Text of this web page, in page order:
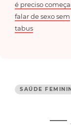
é preciso
falar de sexo sem
tabus
SAÚDE